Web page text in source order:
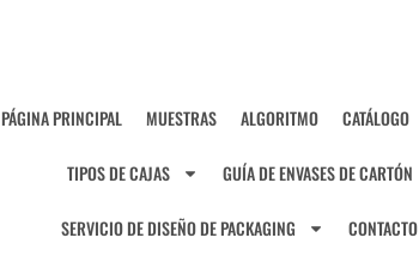
PÁGINA PRINCIPAL MUESTRAS ALGORITMO CATÁLOGO
TIPOS DE CAJAS GUÍA DE ENVASES DE CARTÓN
SERVICIO DE DISEÑO DE PACKAGING CONTACTO